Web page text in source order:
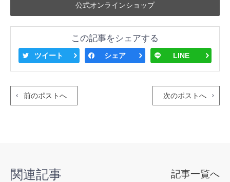
公式オンラインショップ
この記事をシェアする
ツイート シェア LINE
前のポストへ 次のポストへ
関連記事 記事一覧へ